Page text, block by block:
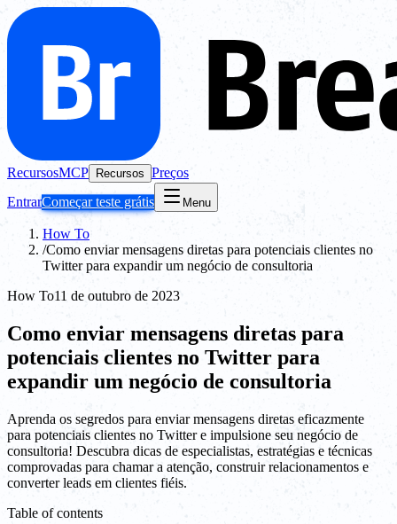
RecursosMCP Recursos Preços
EntrarComeçar teste grátis Menu
How To
/Como enviar mensagens diretas para potenciais clientes no
Twitter para expandir um negócio de consultoria
How To11 de outubro de 2023
Como enviar mensagens diretas para
potenciais clientes no Twitter para
expandir um negócio de consultoria
Aprenda os segredos para enviar mensagens diretas eficazmente
para potenciais clientes no Twitter e impulsione seu negócio de
consultoria! Descubra dicas de especialistas, estratégias e técnicas
comprovadas para chamar a atenção, construir relacionamentos e
converter leads em clientes fiéis.
Table of contents